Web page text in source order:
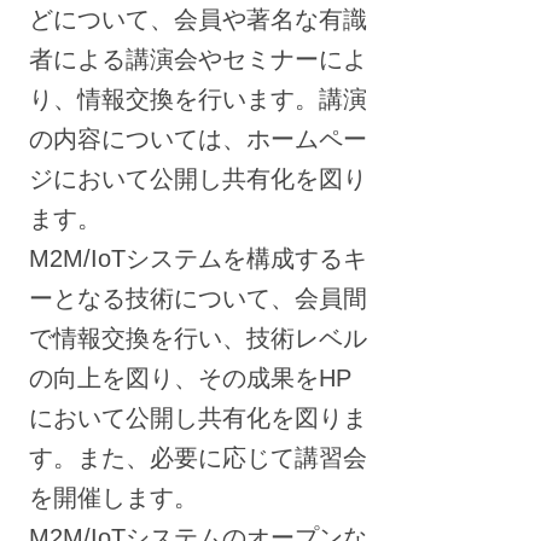
どについて、会員や著名な有識
者による講演会やセミナーによ
り、情報交換を行います。講演
の内容については、ホームペー
ジにおいて公開し共有化を図り
ます。
M2M/IoTシステムを構成するキ
ーとなる技術について、会員間
で情報交換を行い、技術レベル
の向上を図り、その成果をHP
において公開し共有化を図りま
す。また、必要に応じて講習会
を開催します。